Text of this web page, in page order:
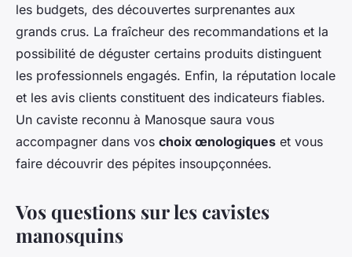
les budgets, des découvertes surprenantes aux
grands crus. La fraîcheur des recommandations et la
possibilité de déguster certains produits distinguent
les professionnels engagés. Enfin, la réputation locale
et les avis clients constituent des indicateurs fiables.
Un caviste reconnu à Manosque saura vous
accompagner dans vos choix œnologiques et vous
faire découvrir des pépites insoupçonnées.
Vos questions sur les cavistes
manosquins